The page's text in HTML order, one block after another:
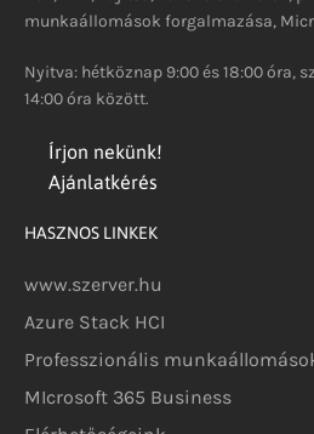
munkaállomások forgalmazása,
Nyitva: hétköznap 9:00 és 18:00 óra,
14:00 óra között.
Írjon nekünk!
Ajánlatkérés
HASZNOS LINKEK
www.szerver.hu
Azure Stack HCI
Professzionális
MIcrosoft 365 Business